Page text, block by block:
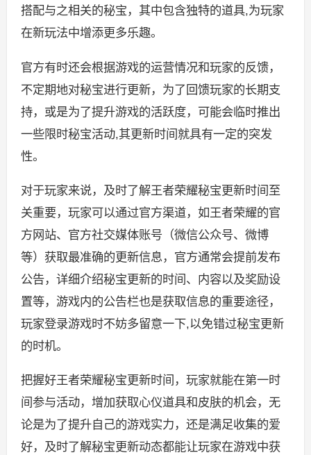
搭配与之相关的秘宝，其中包含独特的道具,为玩家
在新玩法中增添更多乐趣。
官方有时还会根据游戏的运营情况和玩家的反馈，
不定期地对秘宝进行更新，为了回馈玩家的长期支
持，或是为了提升游戏的活跃度，可能会临时推出
一些限时秘宝活动,其更新时间就具有一定的突发
性。
对于玩家来说，及时了解王者荣耀秘宝更新时间至
关重要，玩家可以通过官方渠道，如王者荣耀的官
方网站、官方社交媒体账号（微信公众号、微博
等）获取最准确的更新信息，官方通常会提前发布
公告，详细介绍秘宝更新的时间、内容以及奖励设
置等，游戏内的公告栏也是获取信息的重要途径，
玩家登录游戏时不妨多留意一下,以免错过秘宝更新
的时机。
把握好王者荣耀秘宝更新时间，玩家就能在第一时
间参与活动，增加获取心仪道具和皮肤的机会，无
论是为了提升自己的游戏实力，还是满足收集的爱
好，及时了解秘宝更新动态都能让玩家在游戏中获